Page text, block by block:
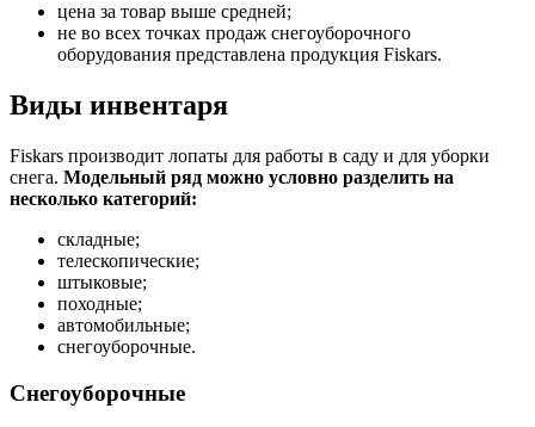
цена за товар выше средней;
не во всех точках продаж снегоуборочного
оборудования представлена продукция Fiskars.
Виды инвентаря
Fiskars производит лопаты для работы в саду и для уборки
снега. Модельный ряд можно условно разделить на
несколько категорий:
складные;
телескопические;
штыковые;
походные;
автомобильные;
снегоуборочные.
Снегоуборочные